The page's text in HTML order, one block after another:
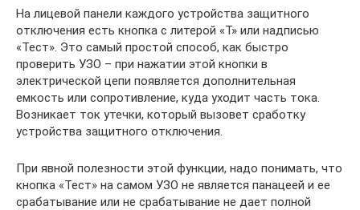
На лицевой панели каждого устройства защитного
отключения есть кнопка с литерой «Т» или надписью
«Тест». Это самый простой способ, как быстро
проверить УЗО – при нажатии этой кнопки в
электрической цепи появляется дополнительная
емкость или сопротивление, куда уходит часть тока.
Возникает ток утечки, который вызовет сработку
устройства защитного отключения.
При явной полезности этой функции, надо понимать, что
кнопка «Тест» на самом УЗО не является панацеей и ее
срабатывание или не срабатывание не дает полной